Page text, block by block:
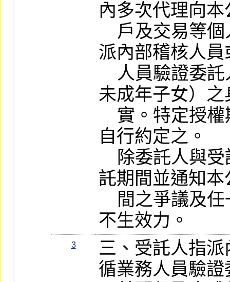
內多次代理向
派內部稽核人
未成年子女）
自行約定之。
託期間並通知
不生效力。
3
三、受託人指
循業務人員驗